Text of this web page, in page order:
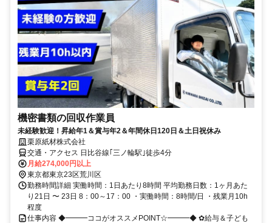
機密書類の回収作業員
未経験歓迎！昇給年1＆賞与年2＆年間休日120日＆土日祝休み
栗原紙材株式会社
交通・アクセス 日比谷線｢三ノ輪駅｣徒歩4分
月給274,000円以上
東京都東京23区荒川区
勤務時間詳細 実働時間：1日あたり8時間 平均勤務日数：1ヶ月あた
り21日 〜 23日 8：00～17：00 ・実働時間：8時間/日 ・残業月10h
程度
仕事内容 ◆━━━ココがオススメPOINT☆━━━◆ ✿給与＆子ども